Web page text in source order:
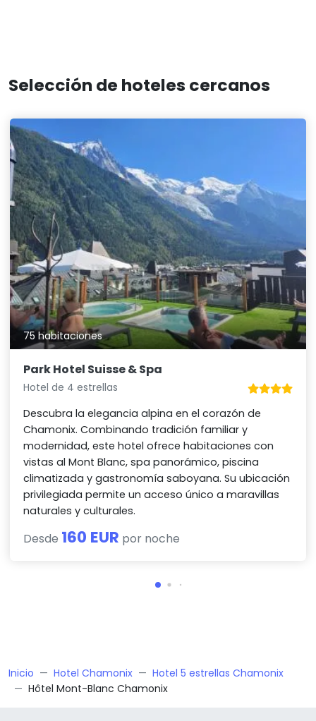
Selección de hoteles cercanos
75 habitaciones
Park Hotel Suisse & Spa
Hotel de 4 estrellas
Descubra la elegancia alpina en el corazón de
Chamonix. Combinando tradición familiar y
modernidad, este hotel ofrece habitaciones con
vistas al Mont Blanc, spa panorámico, piscina
climatizada y gastronomía saboyana. Su ubicación
privilegiada permite un acceso único a maravillas
naturales y culturales.
Desde 160 EUR por noche
Inicio Hotel Chamonix
Hotel 5 estrellas Chamonix
Hôtel Mont-Blanc Chamonix